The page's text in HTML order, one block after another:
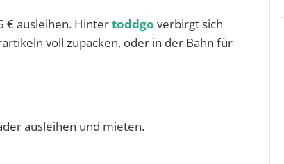
€ ausleihen. Hintertoddgo verbirgt sich
voll zupacken, oder in der Bahn für
ausleihen und mieten.